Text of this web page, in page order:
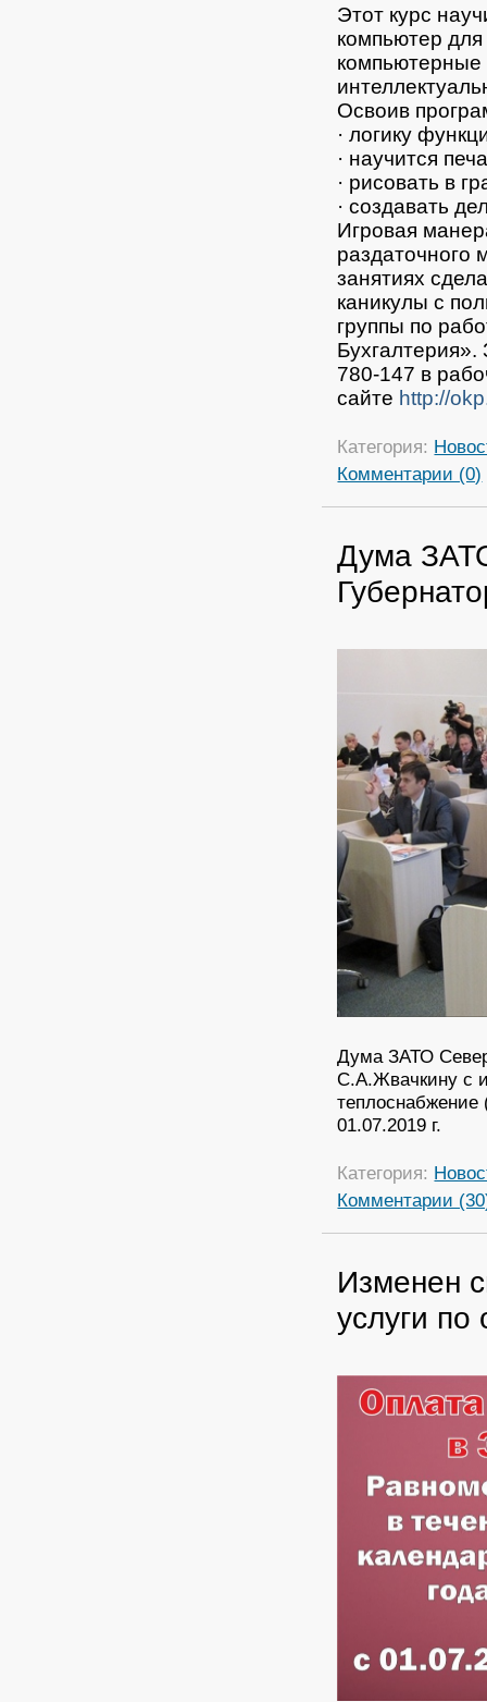
Этот курс
компьютер
компьютерные
Освоив
· логику
· научится
· рисовать в
· создавать
Игровая
раздаточного
занятиях
каникулы с
группы по
780-147 в
сайте http://
Категория:
Комментарии (0)
Дума
Дума ЗАТО
С.А.Жвачкину с
теплоснабжение
01.07.2019 г.
Категория:
Комментарии
Изменен
услуги